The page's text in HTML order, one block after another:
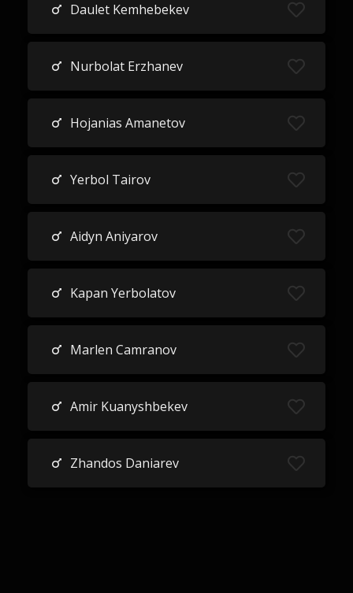
Daulet Kemhebekev
Nurbolat Erzhanev
Hojanias Amanetov
Yerbol Tairov
Aidyn Aniyarov
Kapan Yerbolatov
Marlen Camranov
Amir Kuanyshbekev
Zhandos Daniarev